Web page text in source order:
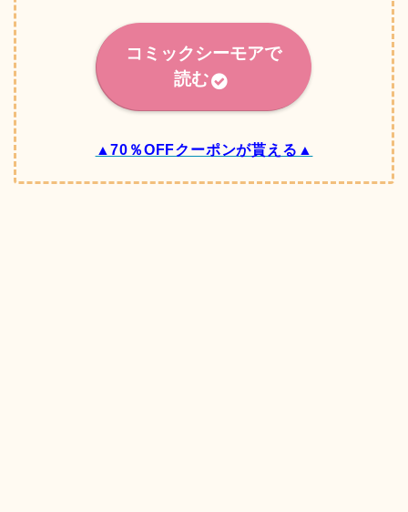
コミックシーモアで
読む
▲70％OFFクーポンが貰える▲